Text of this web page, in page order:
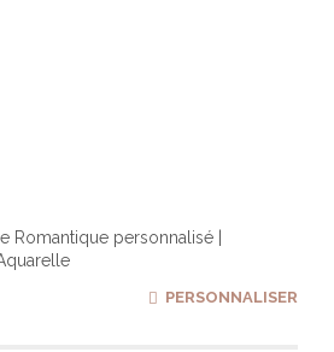
Romantique personnalisé |
PERSONNALISER